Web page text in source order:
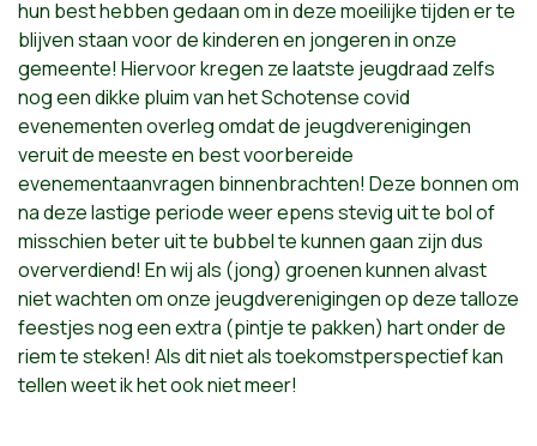
hun best hebben gedaan om in deze moeilijke tijden er te
blijven staan voor de kinderen en jongeren in onze
gemeente! Hiervoor kregen ze laatste jeugdraad zelfs
nog een dikke pluim van het Schotense covid
evenementen overleg omdat de jeugdverenigingen
veruit de meeste en best voorbereide
evenementaanvragen binnenbrachten! Deze bonnen om
na deze lastige periode weer epens stevig uit te bol of
misschien beter uit te bubbel te kunnen gaan zijn dus
oververdiend! En wij als (jong) groenen kunnen alvast
niet wachten om onze jeugdverenigingen op deze talloze
feestjes nog een extra (pintje te pakken) hart onder de
riem te steken! Als dit niet als toekomstperspectief kan
tellen weet ik het ook niet meer!